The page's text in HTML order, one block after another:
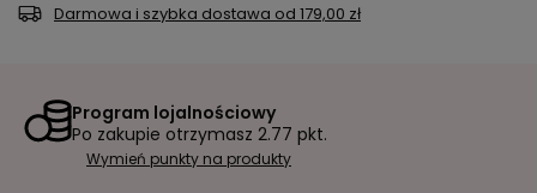
Darmowa i szybka dostawa od 179,00 zł
Program lojalnościowy
Po zakupie otrzymasz 2.77 pkt.
Wymień punkty na produkty